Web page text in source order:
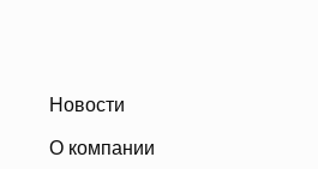
Новости
О компании